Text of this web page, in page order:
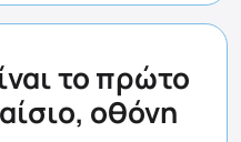
το πρώτο
οθόνη